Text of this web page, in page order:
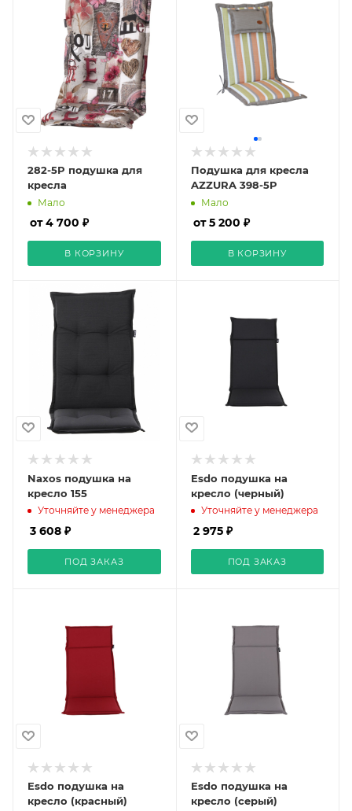
282-5P подушка для
кресла
Мало
от 4 700 ₽
В КОРЗИНУ
Подушка для кресла
AZZURA 398-5P
Мало
от 5 200 ₽
В КОРЗИНУ
Naxos подушка на
кресло 155
Уточняйте у менеджера
3 608 ₽
ПОД ЗАКАЗ
Esdo подушка на
кресло (черный)
Уточняйте у менеджера
2 975 ₽
ПОД ЗАКАЗ
Esdo подушка на
кресло (красный)
Esdo подушка на
кресло (серый)